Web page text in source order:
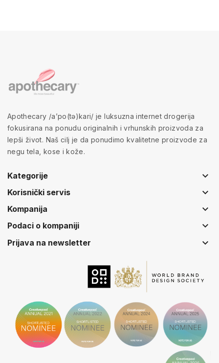
Apothecary /a’po(tə)kari/ je luksuzna internet drogerija
fokusirana na ponudu originalnih i vrhunskih proizvoda za
lepši život. Naš cilj je da ponudimo kvalitetne proizvode za
negu tela, kose i kože.
Kategorije keyboard_arrow_down
Korisnički servis keyboard_arrow_down
Kompanija keyboard_arrow_down
Podaci o kompaniji keyboard_arrow_down
Prijava na newsletter keyboard_arrow_down